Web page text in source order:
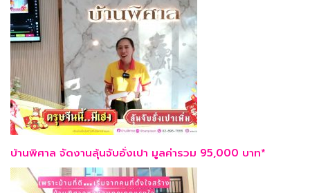
บ้านพิศาล จัดงานลุ้นจับอั่งเปา มูลค่ารวม 95,000 บาท*